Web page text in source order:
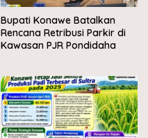
Bupati Konawe Batalkan
Rencana Retribusi Parkir di
Kawasan PJR Pondidaha